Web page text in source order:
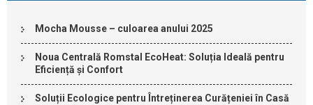
Mocha Mousse – culoarea anului 2025
Noua Centrală Romstal EcoHeat: Soluția Ideală pentru
Eficiență și Confort
Soluții Ecologice pentru Întreținerea Curățeniei în Casă